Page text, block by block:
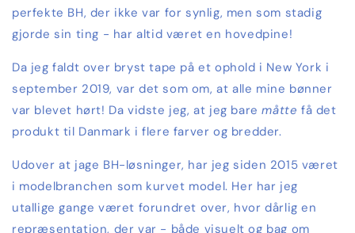
perfekte BH, der ikke var for synlig, men som stadig
gjorde sin ting - har altid været en hovedpine!
Da jeg faldt over bryst tape på et ophold i New York i
september 2019, var det som om, at alle mine bønner
var blevet hørt! Da vidste jeg, at jeg baremåtte få det
produkt til Danmark i flere farver og bredder.
Udover at jage BH-løsninger, har jeg siden 2015 været
i modelbranchen som kurvet model. Her har jeg
utallige gange været forundret over, hvor dårlig en
repræsentation, der var - både visuelt og bag om